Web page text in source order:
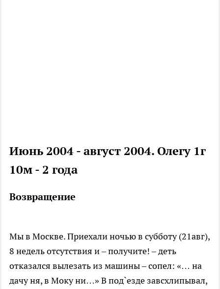
Июнь 2004 - август 2004. Олегу 1г
10м - 2 года
Возвращение
Мы в Москве. Приехали ночью в субботу (21авг),
8 недель отсутствия и – получите! – деть
отказался вылезать из машины – сопел: «… на
дачу ня, в Моку ни…» В под`езде завсхлипывал,